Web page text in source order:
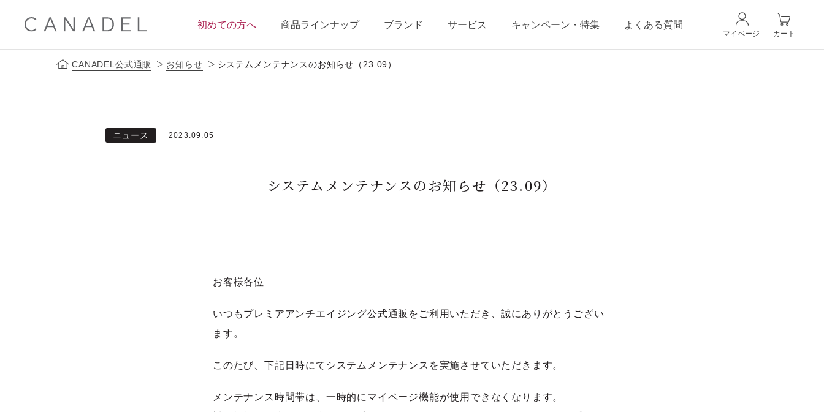
初めての方へ 商品ラインナップ
商品一覧
ブランド
ブランドコンセプト ベストコスメ受賞歴
サービス
定期便サービス 会員ステージ・ポイントプログラム
キャンペーン・特集 よくある質問
マイページ カート
CANADEL公式通販 お知らせ システムメンテナンスのお知らせ（23.09）
ニュース 2023.09.05
システムメンテナンスのお知らせ（23.09）
お客様各位
いつもプレミアアンチエイジング公式通販をご利用いただき、誠にありがとうござい
ます。
このたび、下記日時にてシステムメンテナンスを実施させていただきます。
メンテナンス時間帯は、一時的にマイページ機能が使用できなくなります。